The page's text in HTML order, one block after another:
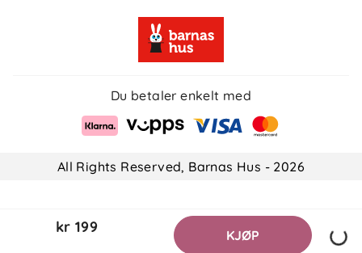
Du betaler enkelt med
All Rights Reserved, Barnas Hus - 2026
kr 199 KJØP